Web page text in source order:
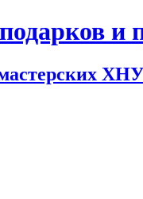
и
мастерских